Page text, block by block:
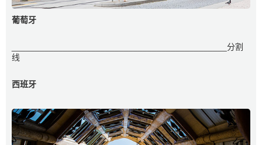
葡萄牙
______________________________________________分割
线
西班牙